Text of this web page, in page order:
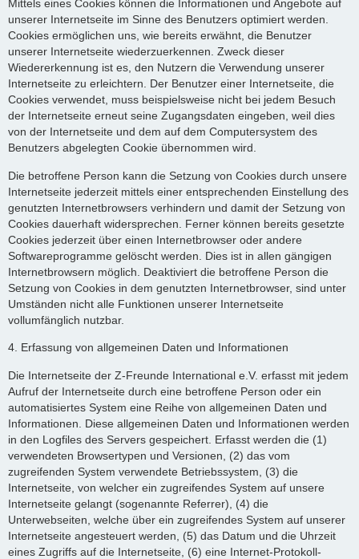
Mittels eines Cookies können die Informationen und Angebote auf
unserer Internetseite im Sinne des Benutzers optimiert werden.
Cookies ermöglichen uns, wie bereits erwähnt, die Benutzer
unserer Internetseite wiederzuerkennen. Zweck dieser
Wiedererkennung ist es, den Nutzern die Verwendung unserer
Internetseite zu erleichtern. Der Benutzer einer Internetseite, die
Cookies verwendet, muss beispielsweise nicht bei jedem Besuch
der Internetseite erneut seine Zugangsdaten eingeben, weil dies
von der Internetseite und dem auf dem Computersystem des
Benutzers abgelegten Cookie übernommen wird.
Die betroffene Person kann die Setzung von Cookies durch unsere
Internetseite jederzeit mittels einer entsprechenden Einstellung des
genutzten Internetbrowsers verhindern und damit der Setzung von
Cookies dauerhaft widersprechen. Ferner können bereits gesetzte
Cookies jederzeit über einen Internetbrowser oder andere
Softwareprogramme gelöscht werden. Dies ist in allen gängigen
Internetbrowsern möglich. Deaktiviert die betroffene Person die
Setzung von Cookies in dem genutzten Internetbrowser, sind unter
Umständen nicht alle Funktionen unserer Internetseite
vollumfänglich nutzbar.
4. Erfassung von allgemeinen Daten und Informationen
Die Internetseite der Z-Freunde International e.V. erfasst mit jedem
Aufruf der Internetseite durch eine betroffene Person oder ein
automatisiertes System eine Reihe von allgemeinen Daten und
Informationen. Diese allgemeinen Daten und Informationen werden
in den Logfiles des Servers gespeichert. Erfasst werden die (1)
verwendeten Browsertypen und Versionen, (2) das vom
zugreifenden System verwendete Betriebssystem, (3) die
Internetseite, von welcher ein zugreifendes System auf unsere
Internetseite gelangt (sogenannte Referrer), (4) die
Unterwebseiten, welche über ein zugreifendes System auf unserer
Internetseite angesteuert werden, (5) das Datum und die Uhrzeit
eines Zugriffs auf die Internetseite, (6) eine Internet-Protokoll-